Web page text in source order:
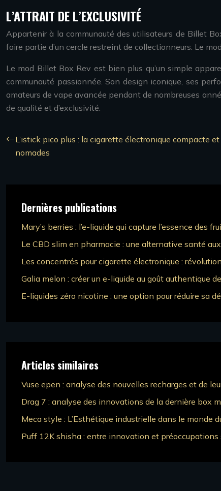
L’ATTRAIT DE L’EXCLUSIVITÉ
Appartenir à la communauté des utilisateurs de Billet
faire partie d’un cercle restreint de collectionneurs. Le
Le mod Billet Box Rev est bien plus qu’un simple
communauté passionnée. Son design iconique, ses
amateurs de vape avancée pendant de nombreuses
de qualité et d’exclusivité.
L’istick pico plus : la cigarette électronique compacte
nomades
Dernières publications
Mary’s berries : l’e-liquide qui capture l’essence des
Le CBD slim en pharmacie : une alternative santé
Les concentrés pour cigarette électronique :
Galia melon : créer un e-liquide au goût authentique
E-liquides zéro nicotine : une option pour réduire sa
Articles similaires
Vuse epen : analyse des nouvelles recharges et de
Drag 7 : analyse des innovations de la dernière box
Meca style : L’Esthétique industrielle dans le monde
Puff 12K shisha : entre innovation et préoccupations